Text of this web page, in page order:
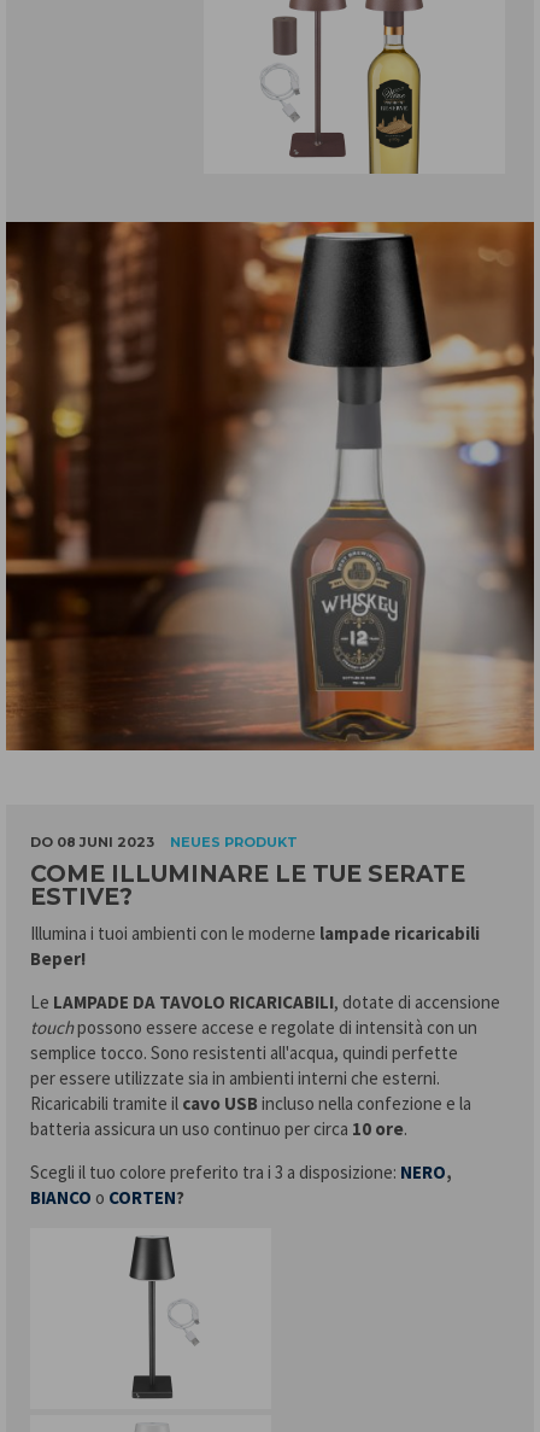
DO 08 JUNI 2023 NEUES PRODUKT
COME ILLUMINARE LE TUE SERATE
ESTIVE?
Illumina i tuoi ambienti con le moderne lampade ricaricabili
Beper!
Le LAMPADE DA TAVOLO RICARICABILI, dotate di accensione
touchpossono essere accese e regolate di intensità con un
semplice tocco. Sono resistenti all'acqua, quindi perfette
per essere utilizzate sia in ambienti interni che esterni.
Ricaricabili tramite il cavo USB incluso nella confezione e la
batteria assicura un uso continuo per circa 10 ore.
Scegli il tuo colore preferito tra i 3 a disposizione: NERO,
BIANCO o CORTEN?